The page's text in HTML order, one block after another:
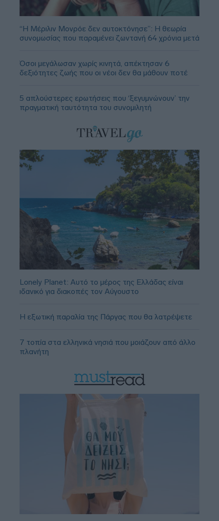
“Η Μέριλιν Μονρόε δεν αυτοκτόνησε”: Η θεωρία
συνομωσίας που παραμένει ζωντανή 64 χρόνια μετά
Όσοι μεγάλωσαν χωρίς κινητά, απέκτησαν 6
δεξιότητες ζωής που οι νέοι δεν θα μάθουν ποτέ
5 απλούστερες ερωτήσεις που ‘ξεγυμνώνουν’ την
πραγματική ταυτότητα του συνομιλητή
Lonely Planet: Αυτό το μέρος της Ελλάδας είναι
ιδανικό για διακοπές τον Αύγουστο
Η εξωτική παραλία της Πάργας που θα λατρέψετε
7 τοπία στα ελληνικά νησιά που μοιάζουν από άλλο
πλανήτη